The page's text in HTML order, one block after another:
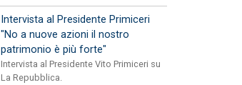
Intervista al Presidente Primiceri
"No a nuove azioni il nostro
patrimonio è più forte"
Intervista al Presidente Vito Primiceri su
La Repubblica.